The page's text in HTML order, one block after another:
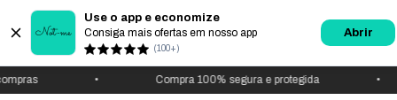
Use o app e economize
Consiga mais ofertas em nosso app
(100+)
Abrir
Compra 100% segura e protegida